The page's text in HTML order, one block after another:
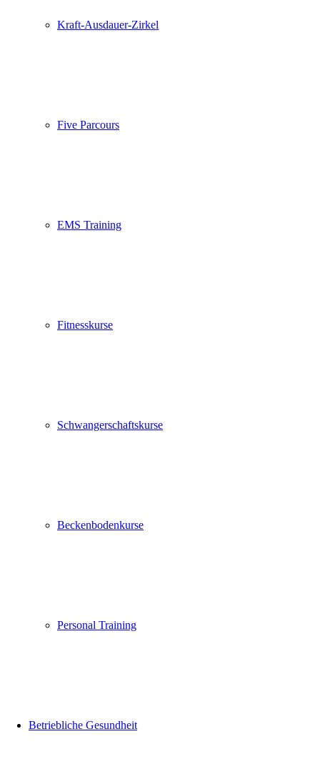
Kraft-Ausdauer-Zirkel
Five Parcours
EMS Training
Fitnesskurse
Schwangerschaftskurse
Beckenbodenkurse
Personal Training
Betriebliche Gesundheit